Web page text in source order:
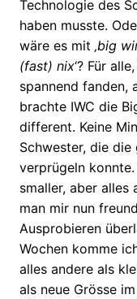
Technologie des
haben musste.
wäre es mit ‚big
(fast) nix‘? Für
spannend fanden,
brachte IWC die
different. Keine
Schwester, die
verprügeln
smaller, aber alles
man mir nun
Ausprobieren
Wochen komme
alles andere als
als neue Grösse